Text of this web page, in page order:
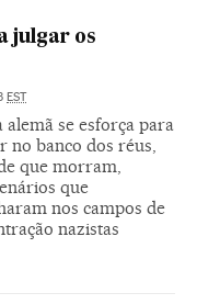
julgar os
EST
alemã se esforça para
no banco dos réus,
que morram,
que
nos campos de
nazistas